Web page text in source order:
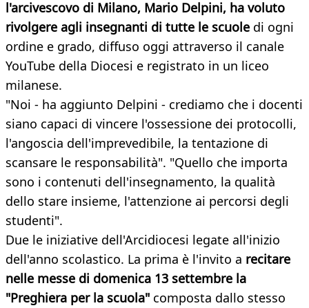
l'arcivescovo di Milano, Mario Delpini, ha voluto
rivolgere agli insegnanti di tutte le scuole di ogni
ordine e grado, diffuso oggi attraverso il canale
YouTube della Diocesi e registrato in un liceo
milanese.
"Noi - ha aggiunto Delpini - crediamo che i docenti
siano capaci di vincere l'ossessione dei protocolli,
l'angoscia dell'imprevedibile, la tentazione di
scansare le responsabilità". "Quello che importa
sono i contenuti dell'insegnamento, la qualità
dello stare insieme, l'attenzione ai percorsi degli
studenti".
Due le iniziative dell'Arcidiocesi legate all'inizio
dell'anno scolastico. La prima è l'invito a recitare
nelle messe di domenica 13 settembre la
"Preghiera per la scuola" composta dallo stesso